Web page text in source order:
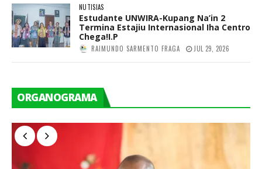
NUTISIAS
Estudante UNWIRA-Kupang Na’in 2
Termina Estajiu Internasional Iha Centro
Chega!I.P
RAIMUNDO SARMENTO FRAGA JUL 29, 2026
ORGANOGRAMA